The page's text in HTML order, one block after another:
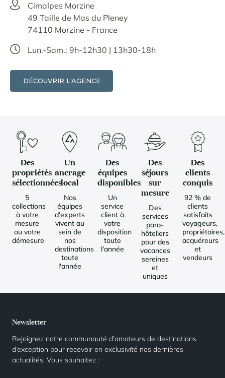
Cimalpes Morzine
49 Taille de Mas du Pleney
74110 Morzine - France
Lun.-Sam.: 9h-12h30 | 13h30-18h
DÉCOUVRIR L'AGENCE
Des
propriétés
sélectionnées
5
collections
à votre
mesure
ou votre
démesure
Un
ancrage
local
Nos
équipes
d'experts
vivent au
sein de
nos
destinations
toute
l'année
Des
équipes
disponibles
Un
service
client à
votre
disposition
toute
l'année
Des
séjours
sur
mesure
Des
services
para-
hôteliers
pour des
vacances
sereines
et
uniques
Des
clients
conquis
92 % de
clients
satisfaits
voyageurs,
propriétaires,
acquéreurs
et
vendeurs
Newsletter
Rejoignez notre communauté d’amateurs de destinations
d’exception pour recevoir en exclusivité nos dernières
actualités. Vous souhaitez :